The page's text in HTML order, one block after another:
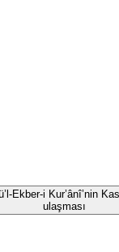
Ekber-i Kur’ânî’nin
ulaşması